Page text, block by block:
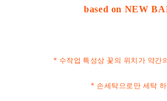
based on NEW
* 수작업 특성상 꽃의 위치가 약간
* 손세탁으로만 세탁